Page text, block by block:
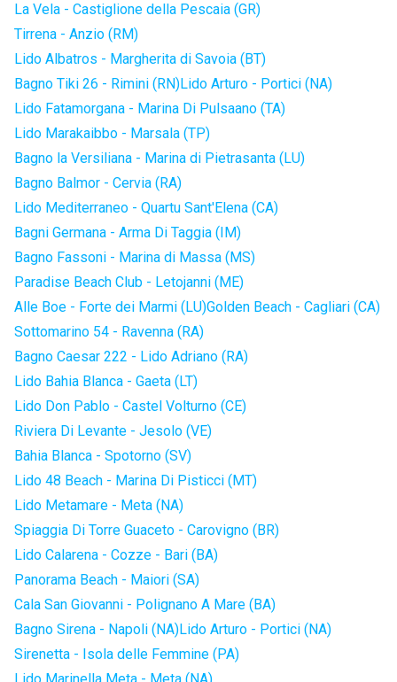
La Vela - Castiglione della Pescaia (GR)
Tirrena - Anzio (RM)
Lido Albatros - Margherita di Savoia (BT)
Bagno Tiki 26 - Rimini (RN)Lido Arturo - Portici (NA)
Lido Fatamorgana - Marina Di Pulsaano (TA)
Lido Marakaibbo - Marsala (TP)
Bagno la Versiliana - Marina di Pietrasanta (LU)
Bagno Balmor - Cervia (RA)
Lido Mediterraneo - Quartu Sant'Elena (CA)
Bagni Germana - Arma Di Taggia (IM)
Bagno Fassoni - Marina di Massa (MS)
Paradise Beach Club - Letojanni (ME)
Alle Boe - Forte dei Marmi (LU)Golden Beach - Cagliari (CA)
Sottomarino 54 - Ravenna (RA)
Bagno Caesar 222 - Lido Adriano (RA)
Lido Bahia Blanca - Gaeta (LT)
Lido Don Pablo - Castel Volturno (CE)
Riviera Di Levante - Jesolo (VE)
Bahia Blanca - Spotorno (SV)
Lido 48 Beach - Marina Di Pisticci (MT)
Lido Metamare - Meta (NA)
Spiaggia Di Torre Guaceto - Carovigno (BR)
Lido Calarena - Cozze - Bari (BA)
Panorama Beach - Maiori (SA)
Cala San Giovanni - Polignano A Mare (BA)
Bagno Sirena - Napoli (NA)Lido Arturo - Portici (NA)
Sirenetta - Isola delle Femmine (PA)